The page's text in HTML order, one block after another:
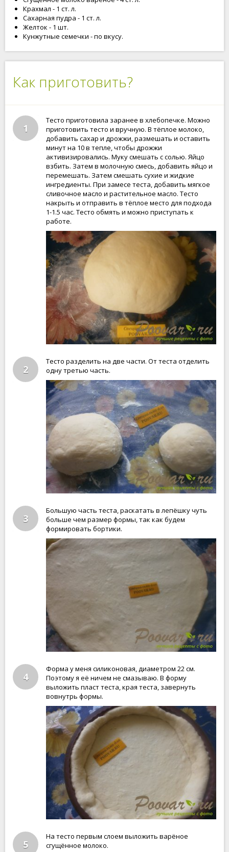
Крахмал - 1 ст. л.
Сахарная пудра - 1 ст. л.
Желток - 1 шт.
Кунжутные семечки - по вкусу.
Как приготовить?
1
Тесто приготовила заранее в хлебопечке. Можно
приготовить тесто и вручную. В тёплое молоко,
добавить сахар и дрожжи, размешать и оставить
минут на 10 в тепле, чтобы дрожжи
активизировались. Муку смешать с солью. Яйцо
взбить. Затем в молочную смесь, добавить яйцо и
перемешать. Затем смешать сухие и жидкие
ингредиенты. При замесе теста, добавить мягкое
сливочное масло и растительное масло. Тесто
накрыть и отправить в тёплое место для подхода
1-1.5 час. Тесто обмять и можно приступать к
работе.
2
Тесто разделить на две части. От теста отделить
одну третью часть.
3
Большую часть теста, раскатать в лепёшку чуть
больше чем размер формы, так как будем
формировать бортики.
4
Форма у меня силиконовая, диаметром 22 см.
Поэтому я её ничем не смазываю. В форму
выложить пласт теста, края теста, завернуть
вовнутрь формы.
5
На тесто первым слоем выложить варёное
сгущённое молоко.